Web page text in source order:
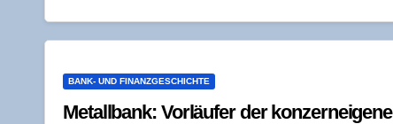
BANK- UND FINANZGESCHICHTE
Metall­bank: Vor­läu­fer der